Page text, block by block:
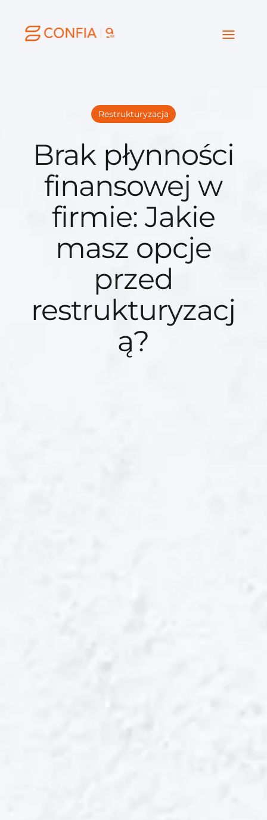
Restrukturyzacja
Brak płynności
finansowej w
firmie: Jakie
masz opcje
przed
restrukturyzacj
ą?